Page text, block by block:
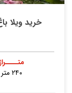
خرید ویلا باغ فول
۲۴۰ متر